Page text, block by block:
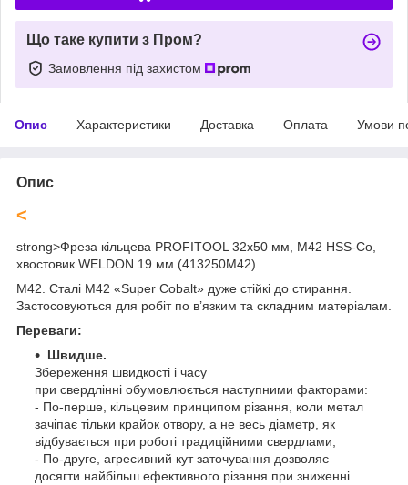
Що таке купити з Пром?
Замовлення під захистом
Опис Характеристики Доставка Оплата Умови
Опис
<
strong>Фреза кільцева PROFITOOL 32х50 мм, M42 HSS-Co,
хвостовик WELDON 19 мм (413250M42)
M42. Сталі М42 «Super Cobalt» дуже стійкі до стирання.
Застосовуються для робіт по в’язким та складним матеріалам.
Переваги:
Швидше.
Збереження швидкості і часу
при свердлінні обумовлюється наступними факторами:
- По-перше, кільцевим принципом різання, коли метал
зачіпає тільки крайок отвору, а не весь діаметр, як
відбувається при роботі традиційними свердлами;
- По-друге, агресивний кут заточування дозволяє
досягти найбільш ефективного різання при зниженні